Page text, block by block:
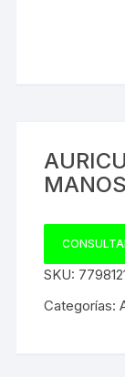
SKU:
Categorías: